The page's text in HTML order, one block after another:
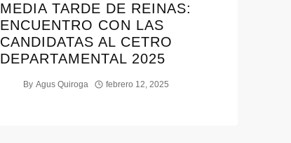
MEDIA TARDE DE REINAS:
ENCUENTRO CON LAS
CANDIDATAS AL CETRO
DEPARTAMENTAL 2025
By Agus Quiroga febrero 12, 2025